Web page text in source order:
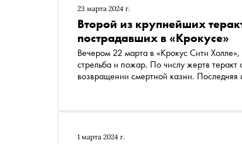
23 марта 2024 г.
Второй из крупнейших
пострадавших в «Крокусе»
Вечером 22 марта в «Крокус Сити
стрельба и пожар. По числу жертв теракт
возвращении смертной казни.
1 марта 2024 г.